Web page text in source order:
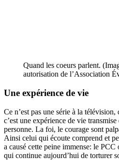
Quand les coeurs parlent.
autorisation de l’Association
Une expérience de vie
Ce n’est pas une série à la télévision,
c’est une expérience de vie
personne. La foi, le courage sont
Ainsi celui qui écoute comprend et
a causé cette peine immense: le
qui continue aujourd’hui de torturer